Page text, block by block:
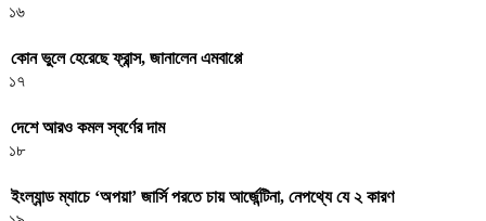
১৬
কোন ভুলে হেরেছে ফ্রান্স, জানালেন এমবাপ্পে
১৭
দেশে আরও কমল স্বর্ণের দাম
১৮
ইংল্যান্ড ম্যাচে ‘অপয়া’ জার্সি পরতে চায় আর্জেন্টিনা, নেপথ্যে যে ২ কারণ